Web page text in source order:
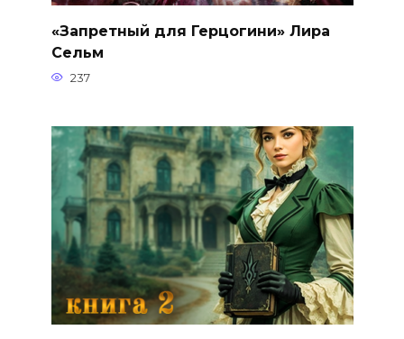
«Запретный для Герцогини» Лира
Сельм
237